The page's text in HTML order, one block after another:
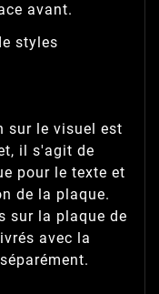
avant.
styles
sur le visuel est
il s'agit de
pour le texte et
de la plaque.
sur la plaque de
avec la